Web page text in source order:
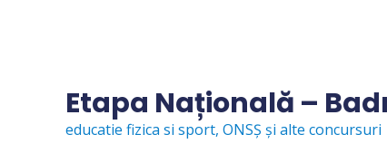
Etapa Națională –
educatie fizica si sport, ONSȘ și alte concursuri